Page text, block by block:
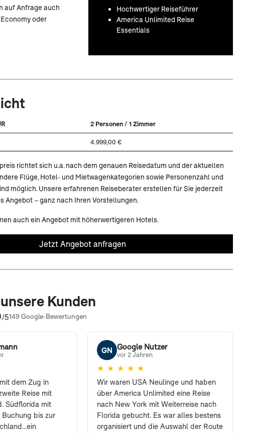
auf Anfrage auch
oder
Hochwertiger Reiseführer
America Unlimited Reise
Essentials
2 Personen / 1 Zimmer
4.999,00 €
richtet sich u.a. nach dem genauen Reisedatum und der aktuellen
Flüge, Hotel- und Mietwagenkategorien sowie Personenzahl und
möglich. Unsere erfahrenen Reiseberater erstellen für Sie jederzeit
Angebot – ganz nach Ihren Vorstellungen.
auch ein Angebot mit höherwertigeren Hotels.
Jetzt Angebot anfragen
Kunden
/5149 Google-Bewertungen
dem Zug in
Reise mit
Südflorida mit
Buchung bis zur
GN Google Nutzer
vor 2 Jahren
★ ★ ★ ★ ★
Wir waren USA Neulinge und haben
über America Unlimited eine Reise
nach New York mit Weiterreise nach
Florida gebucht. Es war alles bestens
organisiert und die Auswahl der Route